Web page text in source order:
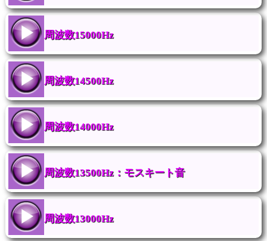
周波数15000Hz
周波数14500Hz
周波数14000Hz
周波数13500Hz：モスキート音
周波数13000Hz